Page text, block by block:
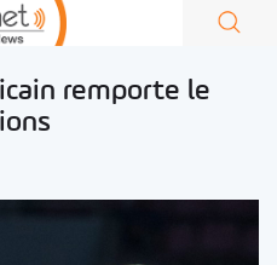
remporte le